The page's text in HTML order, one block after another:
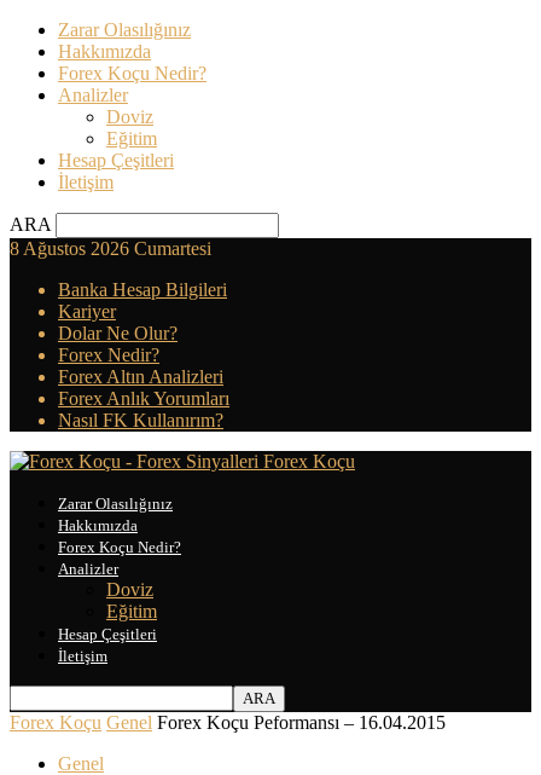
Zarar Olasılığınız
Hakkımızda
Forex Koçu Nedir?
Analizler
Doviz
Eğitim
Hesap Çeşitleri
İletişim
ARA
8 Ağustos 2026 Cumartesi
Banka Hesap Bilgileri
Kariyer
Dolar Ne Olur?
Forex Nedir?
Forex Altın Analizleri
Forex Anlık Yorumları
Nasıl FK Kullanırım?
Forex Koçu
Zarar Olasılığınız
Hakkımızda
Forex Koçu Nedir?
Analizler
Doviz
Eğitim
Hesap Çeşitleri
İletişim
Forex Koçu Genel Forex Koçu Peformansı – 16.04.2015
Genel